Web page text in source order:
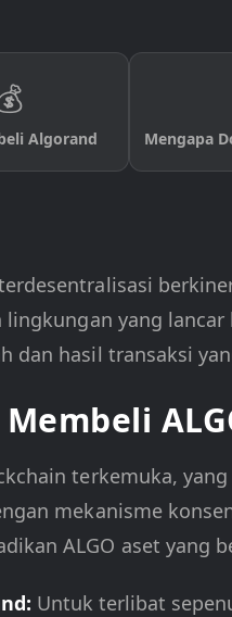
Algorand Mengapa
yang
dan hasil transaksi
terkemuka,
mekanisme
ALGO aset yang
Untuk terlibat